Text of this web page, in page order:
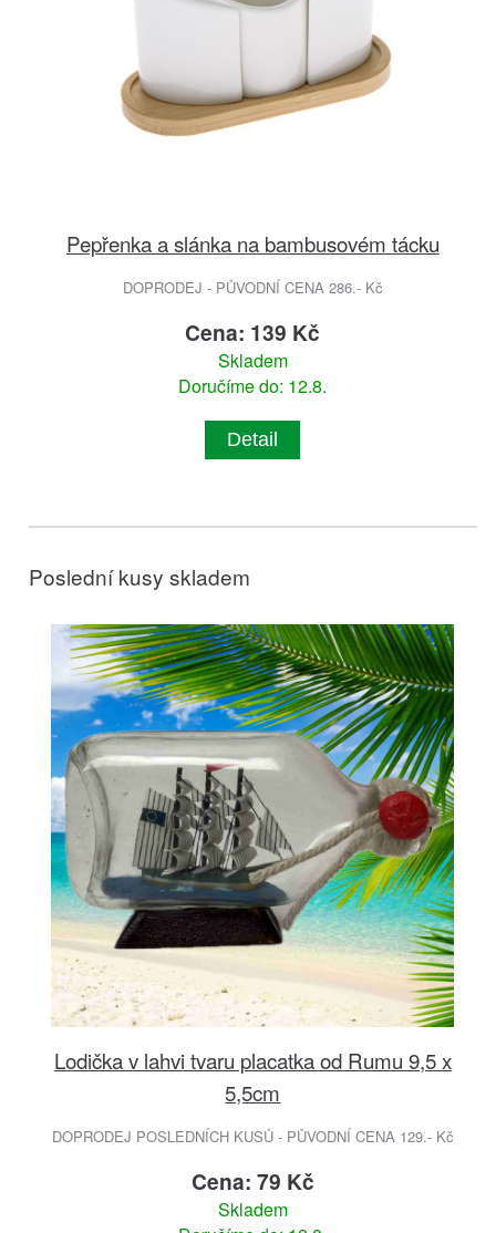
Pepřenka a slánka na bambusovém tácku
DOPRODEJ - PŮVODNÍ CENA 286.- Kč
Cena: 139 Kč
Skladem
Doručíme do: 12.8.
Detail
Poslední kusy skladem
Lodička v lahvi tvaru placatka od Rumu 9,5 x
5,5cm
DOPRODEJ POSLEDNÍCH KUSŮ - PŮVODNÍ CENA 129.- Kč
Cena: 79 Kč
Skladem